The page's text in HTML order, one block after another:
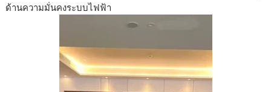
ด้านความมั่นคงระบบไฟฟ้า